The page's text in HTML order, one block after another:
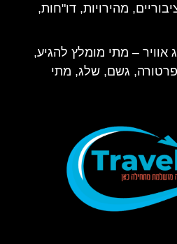
מהירויות, דו"חות,
– מתי מומלץ להגיע,
גשם, שלג, מתי